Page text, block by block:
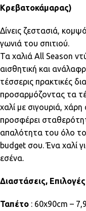
Κρεβατοκάμαρας)
Δίνεις ζεστασιά,
γωνιά του σπιτιού.
Τα χαλιά All Season
αισθητική και
τέσσερις πρακτικές
προσαρμόζοντας τα
χαλί με σιγουριά,
προσφέρει
απαλότητα του όλο
budget σου. Ένα χαλί
εσένα.
Διαστάσεις,
Ταπέτο : 60x90cm –